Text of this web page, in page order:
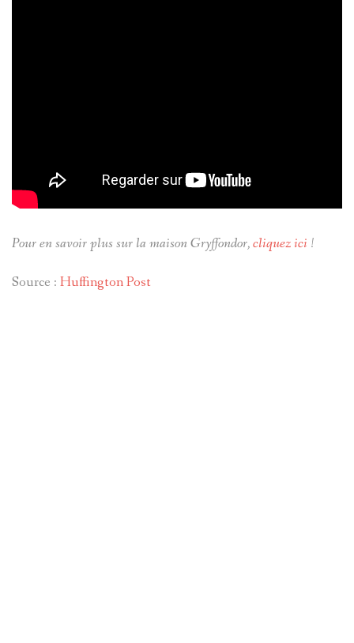
Pour en savoir plus sur la maison Gryffondor,cliquez ici !
Source : Huffington Post